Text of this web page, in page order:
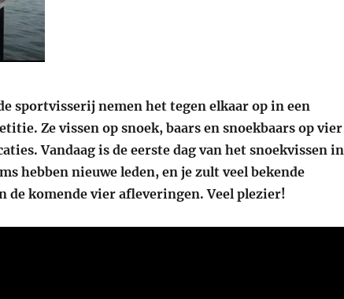
sportvisserij nemen het tegen elkaar op in een
Ze vissen op snoek, baars en snoekbaars op vier
Vandaag is de eerste dag van het snoekvissen in
hebben nieuwe leden, en je zult veel bekende
de komende vier afleveringen. Veel plezier!